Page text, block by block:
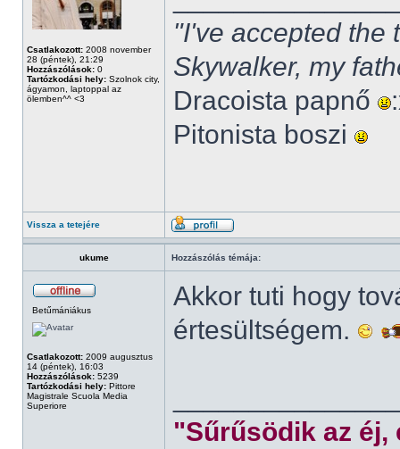
Csatlakozott: 2008 november
28 (péntek), 21:29
Hozzászólások: 0
Tartózkodási hely: Szolnok city,
ágyamon, laptoppal az
ölemben^^ <3
"I've accepted the
Skywalker, my
Dracoista papnő
Pitonista boszi
Vissza a tetejére
ukume Hozzászólás témája:
Betűmániákus
Csatlakozott: 2009 augusztus
14 (péntek), 16:03
Hozzászólások: 5239
Tartózkodási hely: Pittore
Magistrale Scuola Media
Superiore
Akkor tuti hogy
értesültségem.
"Sűrűsödik az éj,